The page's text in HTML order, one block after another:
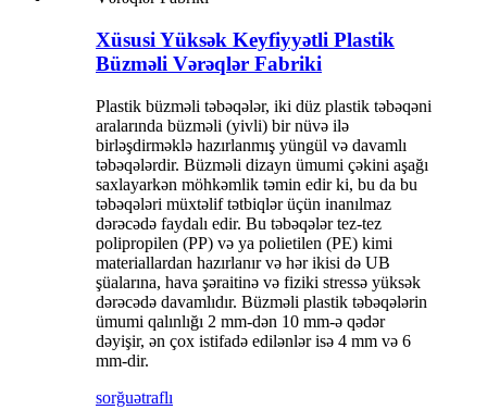
Xüsusi Yüksək Keyfiyyətli Plastik
Büzməli Vərəqlər Fabriki
Plastik büzməli təbəqələr, iki düz plastik təbəqəni
aralarında büzməli (yivli) bir nüvə ilə
birləşdirməklə hazırlanmış yüngül və davamlı
təbəqələrdir. Büzməli dizayn ümumi çəkini aşağı
saxlayarkən möhkəmlik təmin edir ki, bu da bu
təbəqələri müxtəlif tətbiqlər üçün inanılmaz
dərəcədə faydalı edir. Bu təbəqələr tez-tez
polipropilen (PP) və ya polietilen (PE) kimi
materiallardan hazırlanır və hər ikisi də UB
şüalarına, hava şəraitinə və fiziki stressə yüksək
dərəcədə davamlıdır. Büzməli plastik təbəqələrin
ümumi qalınlığı 2 mm-dən 10 mm-ə qədər
dəyişir, ən çox istifadə edilənlər isə 4 mm və 6
mm-dir.
sorğuətraflı